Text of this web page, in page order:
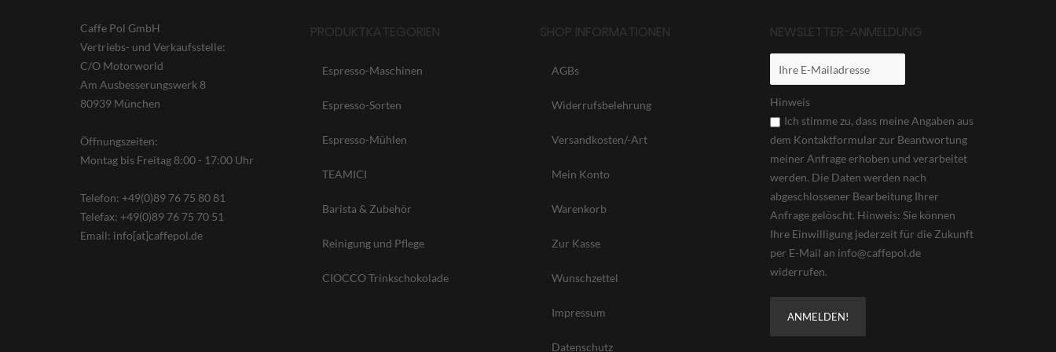
Caffe Pol GmbH
Vertriebs- und Verkaufsstelle:
C/O Motorworld
Am Ausbesserungswerk 8
80939 München
Öffnungszeiten:
Montag bis Freitag 8:00 - 17:00 Uhr
Telefon: +49(0)89 76 75 80 81
Telefax: +49(0)89 76 75 70 51
Email: info[at]caffepol.de
PRODUKTKATEGORIEN
Espresso-Maschinen
Espresso-Sorten
Espresso-Mühlen
TEAMICI
Barista & Zubehör
Reinigung und Pflege
CIOCCO Trinkschokolade
SHOP INFORMATIONEN
AGBs
Widerrufsbelehrung
Versandkosten/-Art
Mein Konto
Warenkorb
Zur Kasse
Wunschzettel
Impressum
Datenschutz
NEWSLETTER-ANMELDUNG
Hinweis
Ich stimme zu, dass meine Angaben aus
dem Kontaktformular zur Beantwortung
meiner Anfrage erhoben und verarbeitet
werden. Die Daten werden nach
abgeschlossener Bearbeitung Ihrer
Anfrage gelöscht. Hinweis: Sie können
Ihre Einwilligung jederzeit für die Zukunft
per E-Mail an info@caffepol.de
widerrufen.